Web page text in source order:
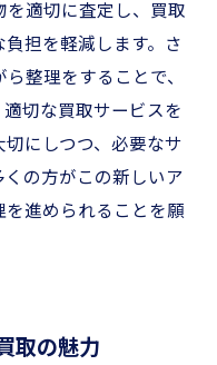
を適切に査定し、買取
担を軽減します。さ
整理をすることで、
切な買取サービスを
にしつつ、必要なサ
の方がこの新しいア
を進められることを願
取の魅力